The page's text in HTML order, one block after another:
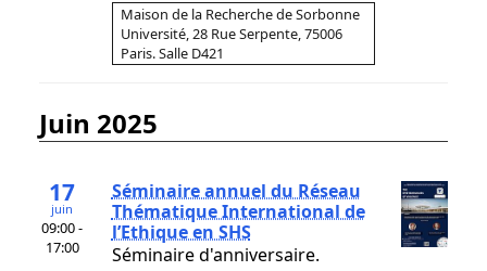
Maison de la Recherche de Sorbonne
Université, 28 Rue Serpente, 75006
Paris. Salle D421
juin 2025
17
juin
09:00 -
17:00
Séminaire annuel du Réseau
Thématique International de
l’Ethique en SHS
Séminaire d'anniversaire.